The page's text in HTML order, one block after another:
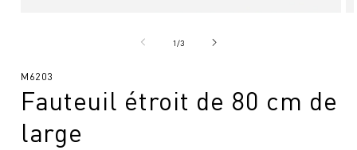
modal
1/de
3
SKU
M6203
Fauteuil étroit de 80 cm de
large